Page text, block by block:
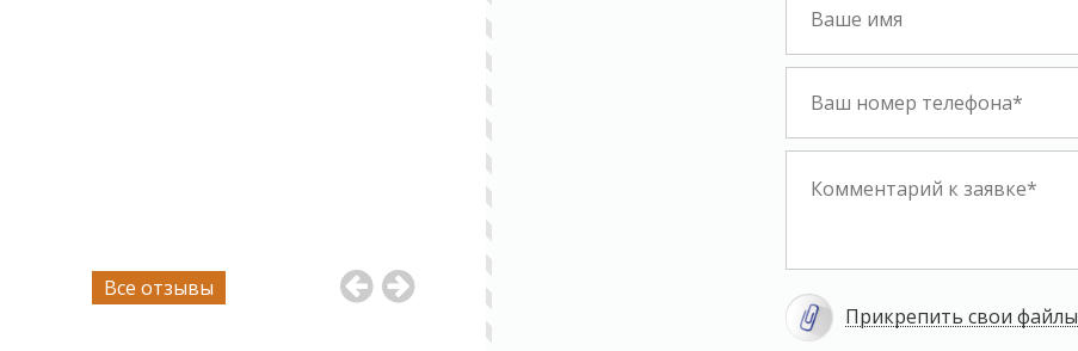
никогда не думал какие запчасти
авто сити были дешевле, теперь
честная гарантия как на запчасти так
автосервисе с самого открытия, в
когда они ушли и открылось это сто
Все отзывы
Прикрепить свои файлы